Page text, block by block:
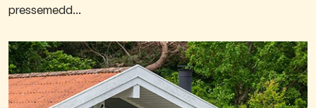
pressemedd...